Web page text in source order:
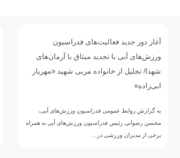
«مهریار
آبی،
آبی به همراه
گزارش تصویری دیدار رئیس فدراسیون
ورزش های آبی با خانواده شهید مهریار
ابی‌زاده